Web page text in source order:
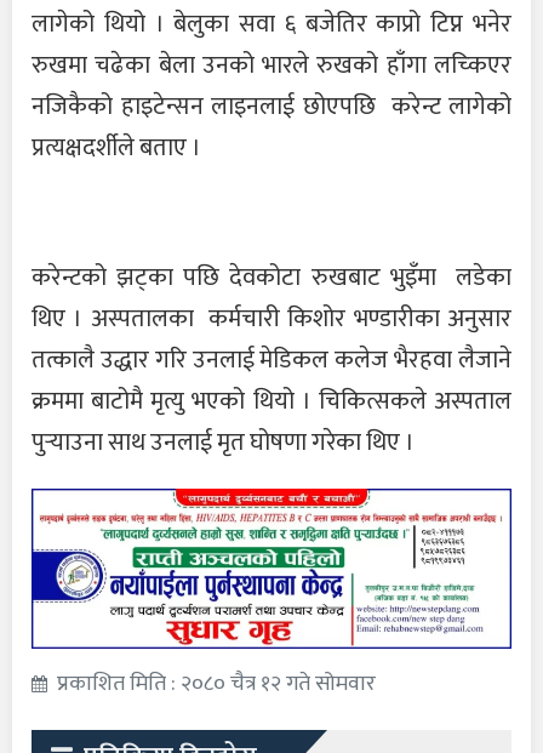
लागेको थियो । बेलुका सवा ६ बजेतिर काप्रो टिप्न भनेर
रुखमा चढेका बेला उनको भारले रुखको हाँगा लच्किएर
नजिकैको हाइटेन्सन लाइनलाई छोएपछि करेन्ट लागेको
प्रत्यक्षदर्शीले बताए ।
करेन्टको झट्का पछि देवकोटा रुखबाट भुइँमा लडेका
थिए । अस्पतालका कर्मचारी किशोर भण्डारीका अनुसार
तत्कालै उद्धार गरि उनलाई मेडिकल कलेज भैरहवा लैजाने
क्रममा बाटोमै मृत्यु भएको थियो । चिकित्सकले अस्पताल
पुर्‍याउना साथ उनलाई मृत घोषणा गरेका थिए ।
प्रकाशित मिति : २०८० चैत्र १२ गते सोमवार